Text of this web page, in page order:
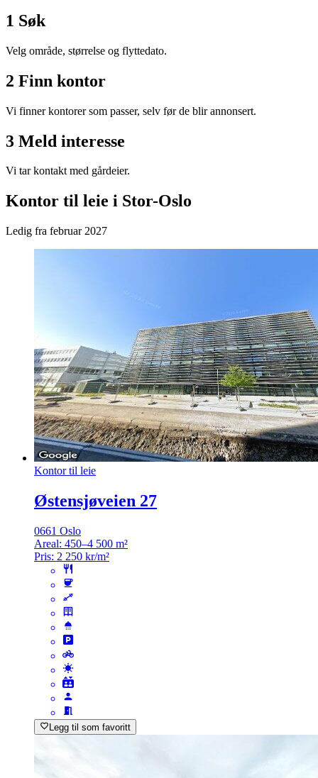
1 Søk
Velg område, størrelse og flyttedato.
2 Finn kontor
Vi finner kontorer som passer, selv før de blir annonsert.
3 Meld interesse
Vi tar kontakt med gårdeier.
Kontor til leie i Stor-Oslo
Ledig fra februar 2027
Kontor til leie
Østensjøveien 27
0661 Oslo
Areal: 450–4 500 m²
Pris: 2 250 kr/m²
Legg til som favoritt